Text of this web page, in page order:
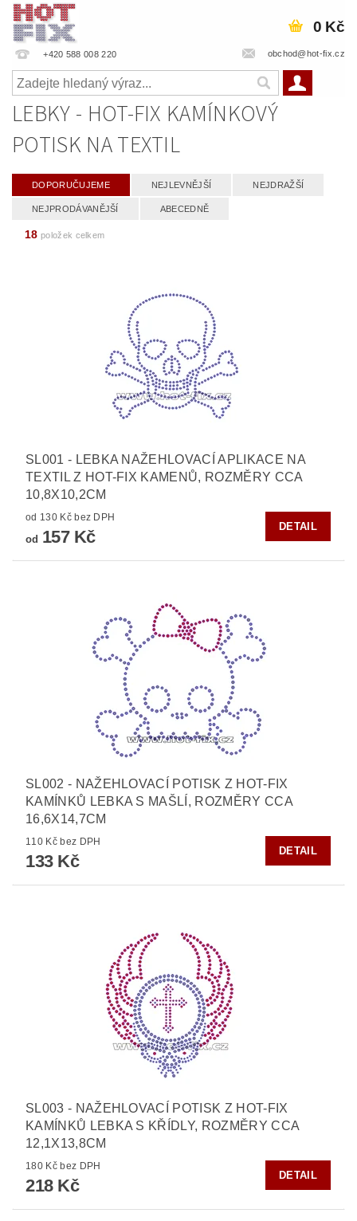
+420 588 008 220 obchod@hot-fix.cz
0 Kč
LEBKY - HOT-FIX KAMÍNKOVÝ
POTISK NA TEXTIL
DOPORUČUJEME NEJLEVNĚJŠÍ NEJDRAŽŠÍ
NEJPRODÁVANĚJŠÍ ABECEDNĚ
18 položek celkem
SL001 - LEBKA NAŽEHLOVACÍ APLIKACE NA
TEXTIL Z HOT-FIX KAMENŮ, ROZMĚRY CCA
10,8X10,2CM
od 130 Kč bez DPH
od 157 Kč
DETAIL
SL002 - NAŽEHLOVACÍ POTISK Z HOT-FIX
KAMÍNKŮ LEBKA S MAŠLÍ, ROZMĚRY CCA
16,6X14,7CM
110 Kč bez DPH
133 Kč
DETAIL
SL003 - NAŽEHLOVACÍ POTISK Z HOT-FIX
KAMÍNKŮ LEBKA S KŘÍDLY, ROZMĚRY CCA
12,1X13,8CM
180 Kč bez DPH
218 Kč
DETAIL